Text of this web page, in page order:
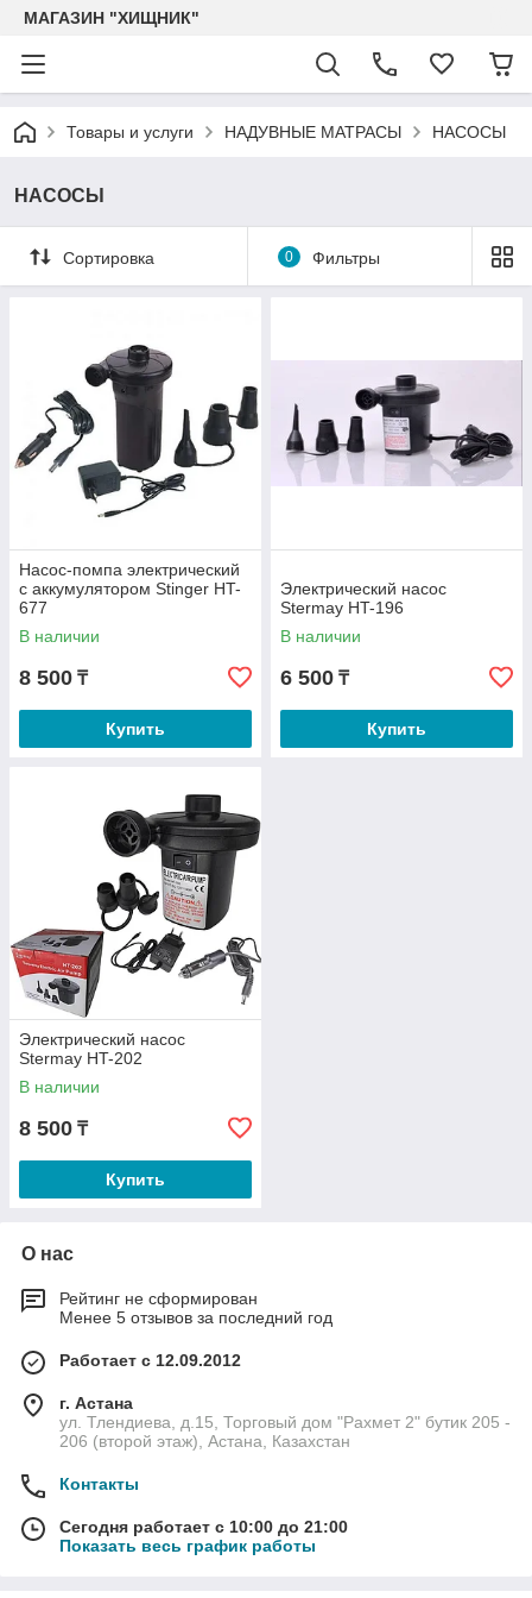
МАГАЗИН "ХИЩНИК"
Товары и услуги НАДУВНЫЕ МАТРАСЫ НАСОСЫ
НАСОСЫ
Сортировка 0 Фильтры
Насос-помпа электрический
с аккумулятором Stinger HT-
677
В наличии
8 500 ₸
Купить
Электрический насос
Stermay HT-196
В наличии
6 500 ₸
Купить
Электрический насос
Stermay HT-202
В наличии
8 500 ₸
Купить
О нас
Рейтинг не сформирован
Менее 5 отзывов за последний год
Работает с 12.09.2012
г. Астана
ул. Тлендиева, д.15, Торговый дом "Рахмет 2" бутик 205 -
206 (второй этаж), Астана, Казахстан
Контакты
Сегодня работает с 10:00 до 21:00
Показать весь график работы